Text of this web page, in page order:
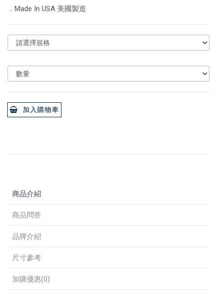
．Made In USA 美國製造
加入購物車
商品介紹
商品問答
品牌介紹
尺寸參考
加購優惠(0)